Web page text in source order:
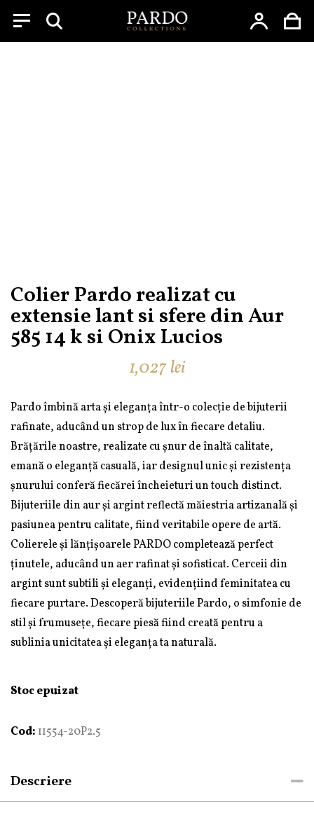
Menu
Colier Pardo realizat cu
extensie lant si sfere din Aur
585 14 k si Onix Lucios
1,027lei
Pardo îmbină arta și eleganța într-o colecție de bijuterii
rafinate, aducând un strop de lux în fiecare detaliu.
Brățările noastre, realizate cu șnur de înaltă calitate,
emană o eleganță casuală, iar designul unic și rezistența
șnurului conferă fiecărei încheieturi un touch distinct.
Bijuteriile din aur și argint reflectă măiestria artizanală și
pasiunea pentru calitate, fiind veritabile opere de artă.
Colierele și lănțișoarele PARDO completează perfect
ținutele, aducând un aer rafinat și sofisticat. Cerceii din
argint sunt subtili și eleganți, evidențiind feminitatea cu
fiecare purtare. Descoperă bijuteriile Pardo, o simfonie de
stil și frumusețe, fiecare piesă fiind creată pentru a
sublinia unicitatea și eleganța ta naturală.
Stoc epuizat
Cod: 11554-20P2.5
Descriere